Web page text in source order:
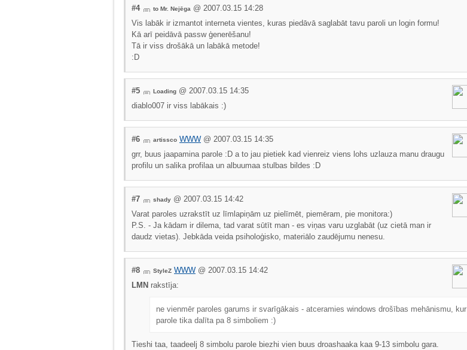
#4 to Mr. Nejēga @ 2007.03.15 14:28
Vis labāk ir izmantot interneta vientes, kuras piedāvā saglabāt tavu paroli un login formu!
Kā arī peidāvā passw ģenerēšanu!
Tā ir viss drošākā un labākā metode!
:D
#5 Loading @ 2007.03.15 14:35
diablo007 ir viss labākais :)
#6 artissco WWW @ 2007.03.15 14:35
grr, buus jaapamina parole :D a to jau pietiek kad vienreiz viens lohs uzlauza manu draugu
profilu un salika profilaa un albuumaa stulbas bildes :D
#7 shady @ 2007.03.15 14:42
Varat paroles uzrakstīt uz līmlapiņām uz pielīmēt, piemēram, pie monitora:)
P.S. - Ja kādam ir dilema, tad varat sūtīt man - es viņas varu uzglabāt (uz cietā man ir
daudz vietas). Jebkāda veida psiholoģisko, materiālo zaudējumu nenesu.
#8 StyleZ WWW @ 2007.03.15 14:42
LMN rakstīja:
ne vienmēr paroles garums ir svarīgākais - atceramies windows drošības mehānismu, kur
parole tika dalīta pa 8 simboliem :)
Tieshi taa, taadeelj 8 simbolu parole biezhi vien buus droashaaka kaa 9-13 simbolu gara.